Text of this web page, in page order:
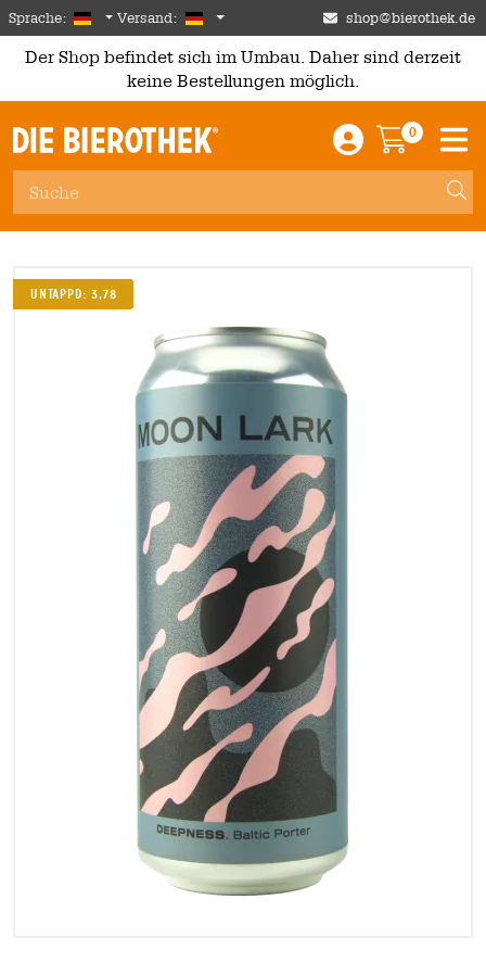
Skip to main content
Sprache: German
Versand: Deutschland shop@bierothek.de
Der Shop befindet sich im Umbau. Daher sind derzeit
keine Bestellungen möglich.
Einloggen /
0
Untappd: 3,78